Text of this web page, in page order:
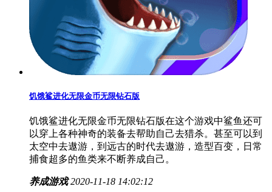
饥饿鲨进化无限金币无限钻石版
饥饿鲨进化无限金币无限钻石版在这个游戏中鲨鱼还可
以穿上各种神奇的装备去帮助自己去猎杀。甚至可以到
太空中去遨游，到远古的时代去遨游，造型百变，日常
捕食超多的鱼类来不断养成自己。
养成游戏 2020-11-18 14:02:12